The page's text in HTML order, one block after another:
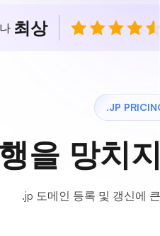
최상
.JP
을 망치
.jp 도메인 등록 및 갱신에